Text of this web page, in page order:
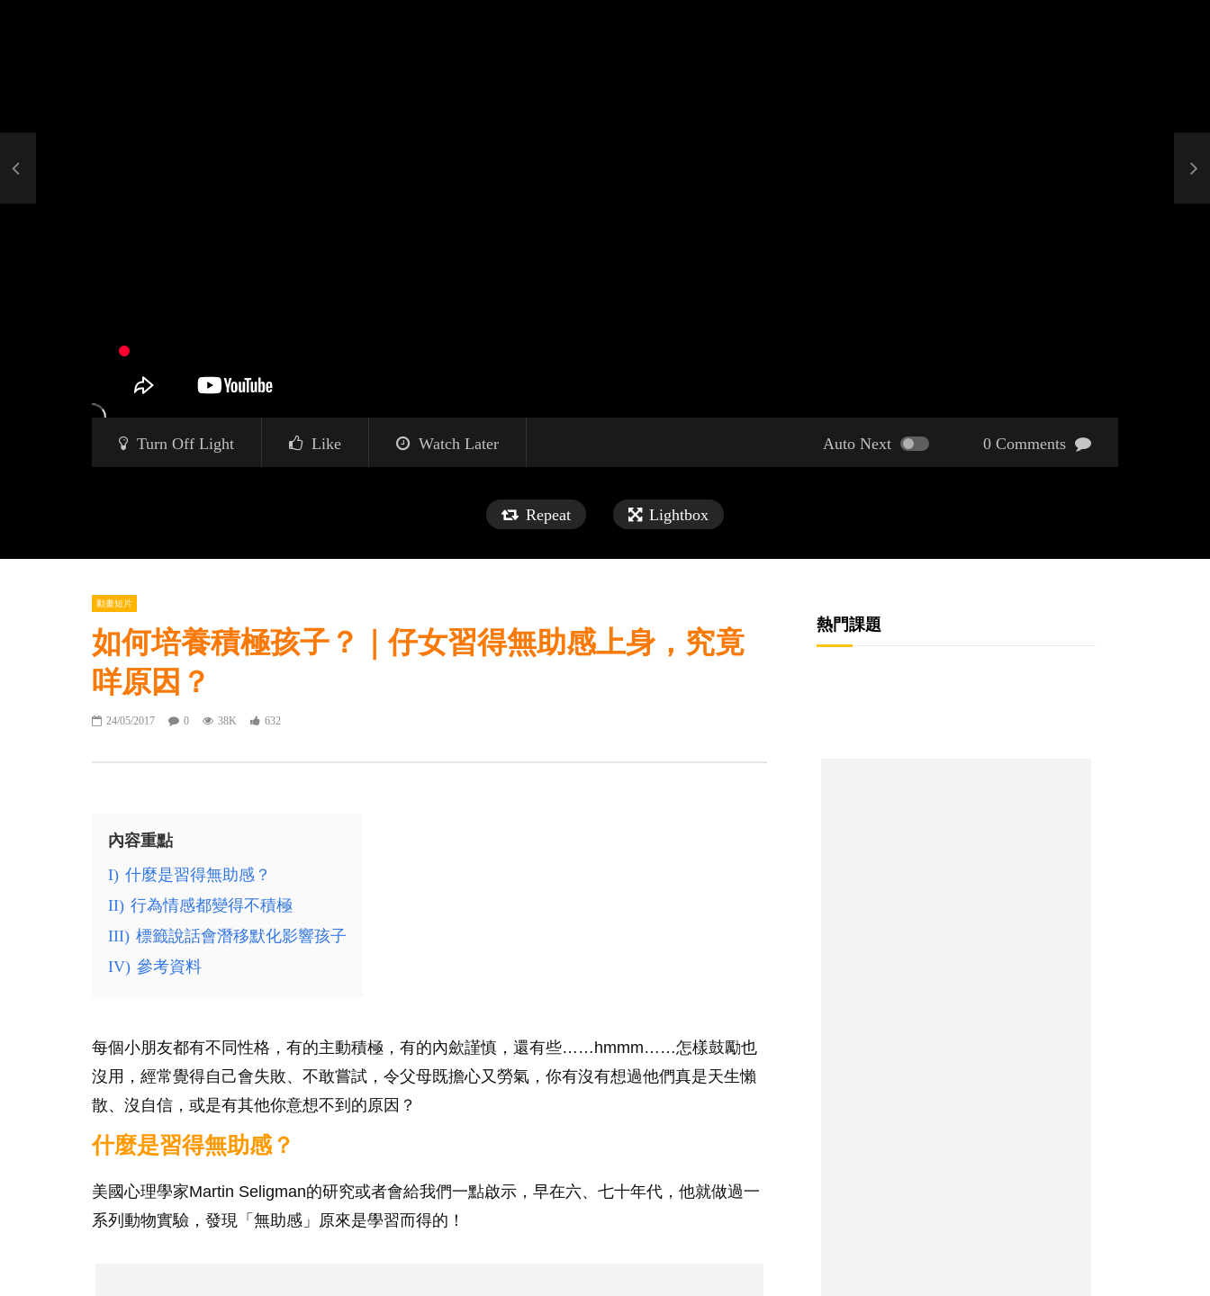
Turn Off Light Like Watch Later Auto Next 0 Comments
Repeat Lightbox
動畫短片
如何培養積極孩子？｜仔女習得無助感上身，究竟
咩原因？
24/05/2017 0 38K 632
內容重點
I) 什麼是習得無助感？
II) 行為情感都變得不積極
III) 標籤說話會潛移默化影響孩子
IV) 參考資料
每個小朋友都有不同性格，有的主動積極，有的內歛謹慎，還有些……hmmm……怎樣鼓勵也
沒用，經常覺得自己會失敗、不敢嘗試，令父母既擔心又勞氣，你有沒有想過他們真是天生懶
散、沒自信，或是有其他你意想不到的原因？
什麼是習得無助感？
美國心理學家Martin Seligman的研究或者會給我們一點啟示，早在六、七十年代，他就做過一
系列動物實驗，發現「無助感」原來是學習而得的！
熱門課題